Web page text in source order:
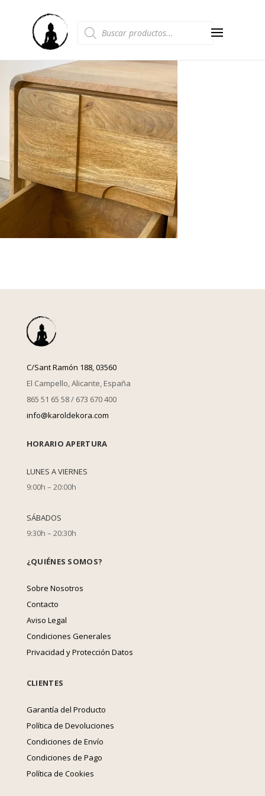
de
productos
C/Sant Ramón 188, 03560
El Campello, Alicante, España
865 51 65 58 / 673 670 400
info@karoldekora.com
HORARIO APERTURA
LUNES A VIERNES
9:00h – 20:00h
SÁBADOS
9:30h – 20:30h
¿QUIÉNES SOMOS?
Sobre Nosotros
Contacto
Aviso Legal
Condiciones Generales
Privacidad y Protección Datos
CLIENTES
Garantía del Producto
Política de Devoluciones
Condiciones de Envío
Condiciones de Pago
Política de Cookies